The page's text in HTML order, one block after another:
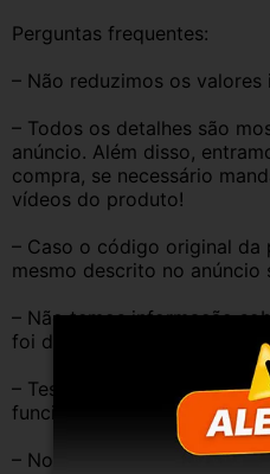
Perguntas frequentes:
– Não reduzimos os
– Todos os detalhes são
anúncio. Além disso,
compra, se necessário
vídeos do produto!
– Caso o código original da
mesmo descrito no anúncio
– Não temos informação
foi desmontado. No
– Testamos as peças antes
funcionam perfeitamente.
– Nossas peças são